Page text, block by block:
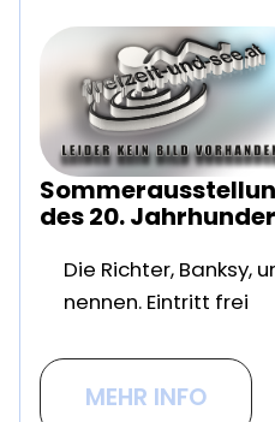
des 20.
Die Richter, Banksy,
nennen. Eintritt frei
MEHR INFO